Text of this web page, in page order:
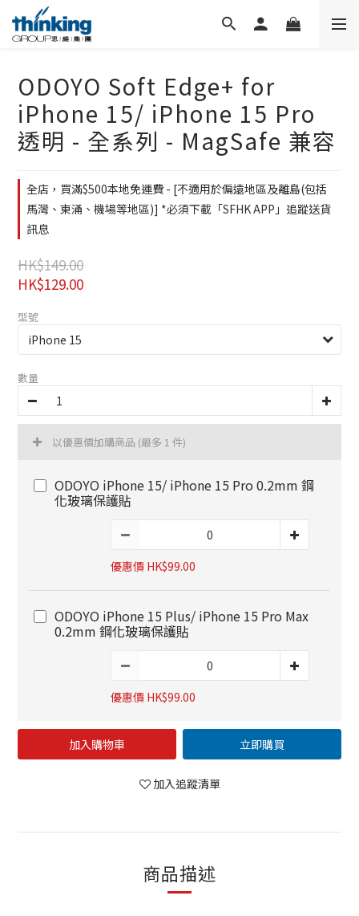
ODOYO Soft Edge+ for
iPhone 15/ iPhone 15 Pro
透明 - 全系列 - MagSafe 兼容
全店，買滿$500本地免運費 - [不適用於偏遠地區及離島(包括
馬灣、東涌、機場等地區)] *必須下載「SFHK APP」追蹤送貨
訊息
HK$149.00
HK$129.00
型號
數量
以優惠價加購商品 (最多 1 件)
ODOYO iPhone 15/ iPhone 15 Pro 0.2mm 鋼
化玻璃保護貼
優惠價 HK$99.00
ODOYO iPhone 15 Plus/ iPhone 15 Pro Max
0.2mm 鋼化玻璃保護貼
優惠價 HK$99.00
加入購物車 立即購買
加入追蹤清單
商品描述